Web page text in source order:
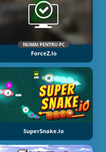
NUMAI PENTRU PC
ForceZ.io
SuperSnake.io